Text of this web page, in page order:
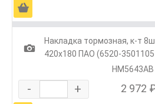
Ä
1
Накладка тормозная, к-т
420х180 ПАО (6520-3501105-
HM5643AB
- + 2 972